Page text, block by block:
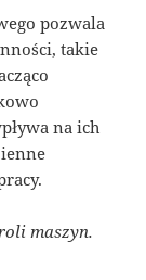
pozwala
takie
na ich
maszyn.